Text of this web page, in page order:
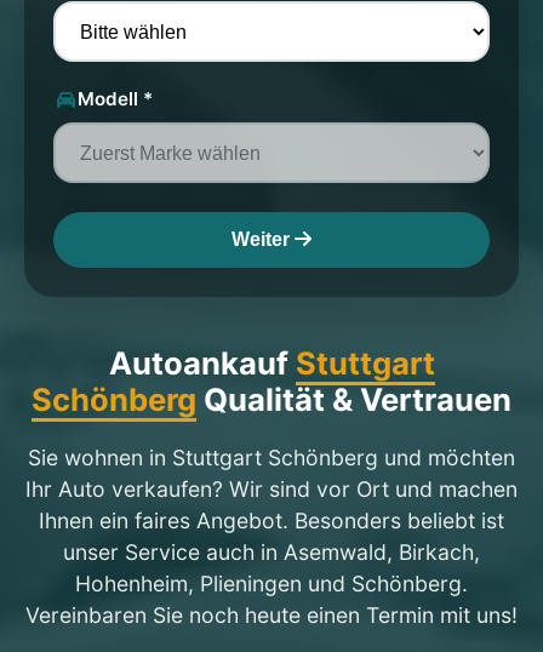
Modell *
Weiter
Autoankauf Stuttgart
Schönberg Qualität & Vertrauen
Sie wohnen in Stuttgart Schönberg und möchten
Ihr Auto verkaufen? Wir sind vor Ort und machen
Ihnen ein faires Angebot. Besonders beliebt ist
unser Service auch in Asemwald, Birkach,
Hohenheim, Plieningen und Schönberg.
Vereinbaren Sie noch heute einen Termin mit uns!